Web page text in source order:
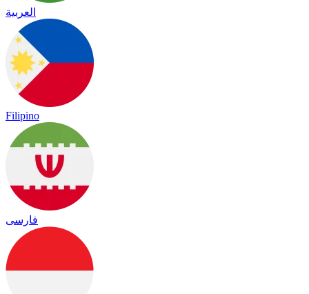
العربية
Filipino
فارسی